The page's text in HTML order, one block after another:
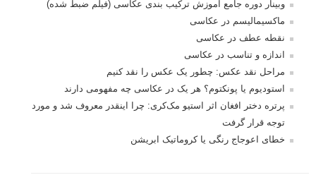
وبینار دوره جامع آموزش ترکیب بندی عکاسی (فیلم ضبط شده)
ماکسیمالیسم در عکاسی
نقطه عطف در عکاسی
اندازه و تناسب در عکاسی
مراحل نقد عکس: چطور یک عکس را نقد کنیم
استودیوم یا پونکتوم؟ هر یک در عکاسی چه مفهومی دارند
پرتره دختر افغان اثر استیو مک‌کری: چرا اینقدر معروف شد و مورد
توجه قرار گرفت
خطای اعوجاج رنگی یا کروماتیک ابریشن